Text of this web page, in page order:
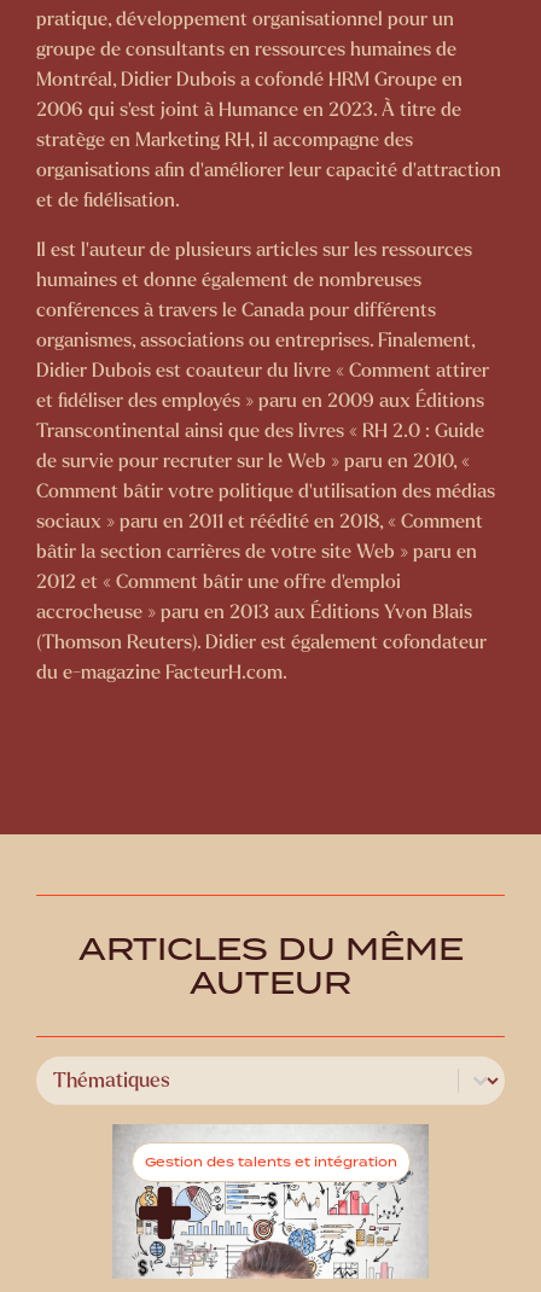
pratique, développement organisationnel pour un
groupe de consultants en ressources humaines de
Montréal, Didier Dubois a cofondé HRM Groupe en
2006 qui s'est joint à Humance en 2023. À titre de
stratège en Marketing RH, il accompagne des
organisations afin d’améliorer leur capacité d'attraction
et de fidélisation.
Il est l’auteur de plusieurs articles sur les ressources
humaines et donne également de nombreuses
conférences à travers le Canada pour différents
organismes, associations ou entreprises. Finalement,
Didier Dubois est coauteur du livre « Comment attirer
et fidéliser des employés » paru en 2009 aux Éditions
Transcontinental ainsi que des livres « RH 2.0 : Guide
de survie pour recruter sur le Web » paru en 2010, «
Comment bâtir votre politique d’utilisation des médias
sociaux » paru en 2011 et réédité en 2018, « Comment
bâtir la section carrières de votre site Web » paru en
2012 et « Comment bâtir une offre d’emploi
accrocheuse » paru en 2013 aux Éditions Yvon Blais
(Thomson Reuters). Didier est également cofondateur
du e-magazine FacteurH.com.
ARTICLES DU MÊME
AUTEUR
Catégories
Select content
Gestion des talents et intégration